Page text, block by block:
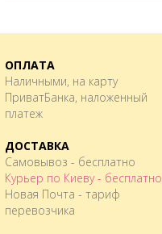
ОПЛАТА
Наличными, на карту
ПриватБанка, наложенный
платеж
ДОСТАВКА
Самовывоз - бесплатно
Курьер по Киеву - бесплатно
Новая Почта - тариф
перевозчика